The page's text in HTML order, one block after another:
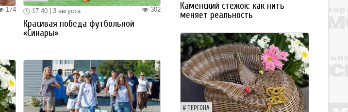
174 302
17:40 | 3 августа
Красивая победа футбольной
«Синары»
Каменский стежок: как нить
меняет реальность
ПЕРСОНА